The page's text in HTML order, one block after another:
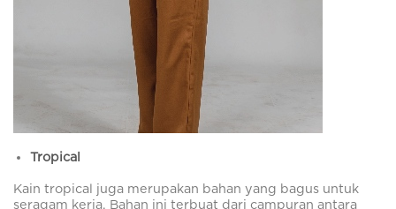
Tropical
Kain tropical juga merupakan bahan yang bagus untuk
seragam kerja. Bahan ini terbuat dari campuran antara